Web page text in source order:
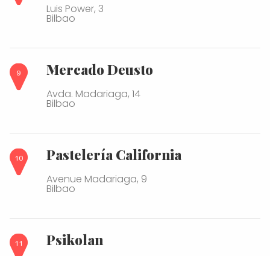
Luis Power, 3
Bilbao
Mercado Deusto
Avda. Madariaga, 14
Bilbao
Pastelería California
Avenue Madariaga, 9
Bilbao
Psikolan